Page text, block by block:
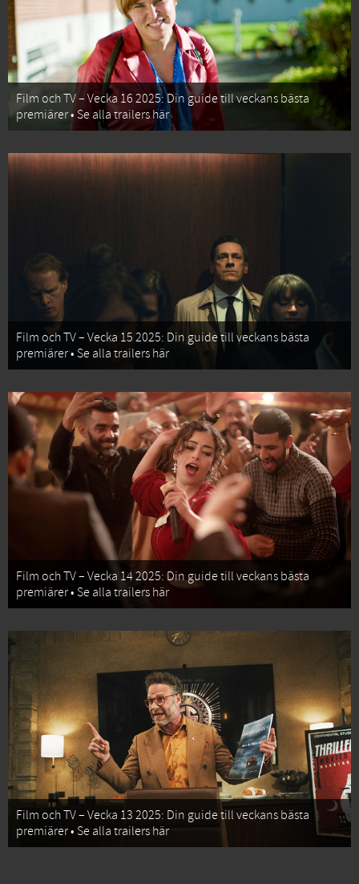
Film och TV – Vecka 16 2025: Din guide till veckans bästa
premiärer • Se alla trailers här
Film och TV – Vecka 15 2025: Din guide till veckans bästa
premiärer • Se alla trailers här
Film och TV – Vecka 14 2025: Din guide till veckans bästa
premiärer • Se alla trailers här
Film och TV – Vecka 13 2025: Din guide till veckans bästa
premiärer • Se alla trailers här